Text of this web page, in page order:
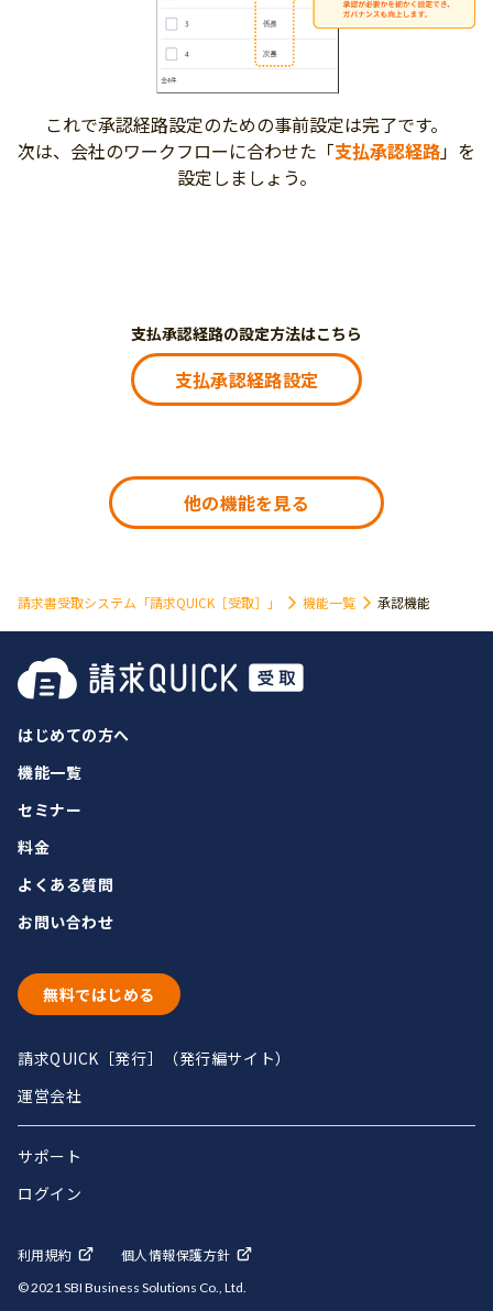
これで承認経路設定のための事前設定は完了です。
次は、会社のワークフローに合わせた「支払承認経路」を
設定しましょう。
支払承認経路の設定方法はこちら
支払承認経路設定
他の機能を見る
請求書受取システム「請求QUICK［受取］」 機能一覧 承認機能
はじめての方へ
機能一覧
セミナー
料金
よくある質問
お問い合わせ
請求QUICK［発行］（発行編サイト）
運営会社
サポート
ログイン
無料ではじめる
利用規約 個人情報保護方針
© 2021 SBI Business Solutions Co., Ltd.